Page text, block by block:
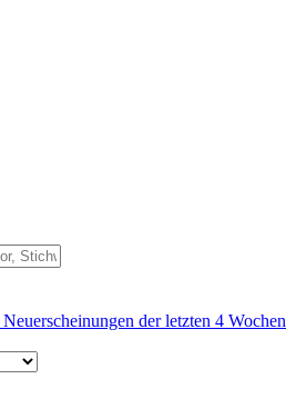
Neuerscheinungen der letzten 4 Wochen